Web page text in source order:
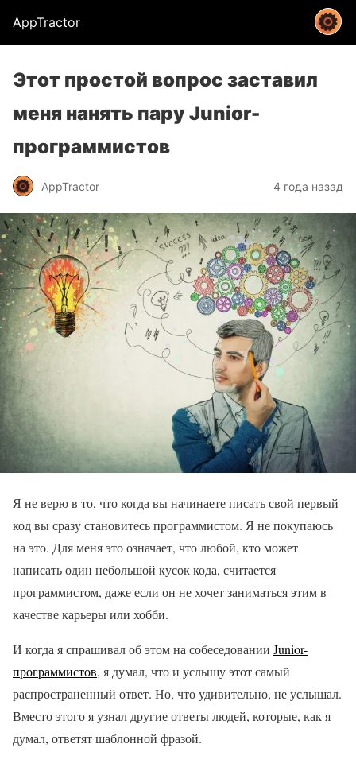
AppTractor
Этот простой вопрос заставил
меня нанять пару Junior-
программистов
AppTractor 4 года назад
Я не верю в то, что когда вы начинаете писать свой первый
код вы сразу становитесь программистом. Я не покупаюсь
на это. Для меня это означает, что любой, кто может
написать один небольшой кусок кода, считается
программистом, даже если он не хочет заниматься этим в
качестве карьеры или хобби.
И когда я спрашивал об этом на собеседовании Junior-
программистов, я думал, что и услышу этот самый
распространенный ответ. Но, что удивительно, не услышал.
Вместо этого я узнал другие ответы людей, которые, как я
думал, ответят шаблонной фразой.